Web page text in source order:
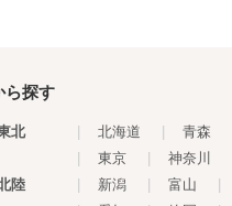
ら探す
北 北海道 青森
東京 神奈川
陸
新潟 富山